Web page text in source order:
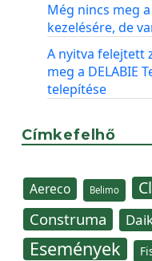
Még nincs meg
kezelésére, de
A nyitva felejtett
meg a DELABIE
telepítése
Címkefelhő
Aereco Belimo
Construma
Események